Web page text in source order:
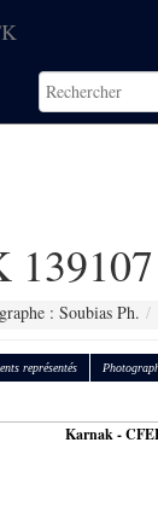
139107
: Soubias Ph.
représentés